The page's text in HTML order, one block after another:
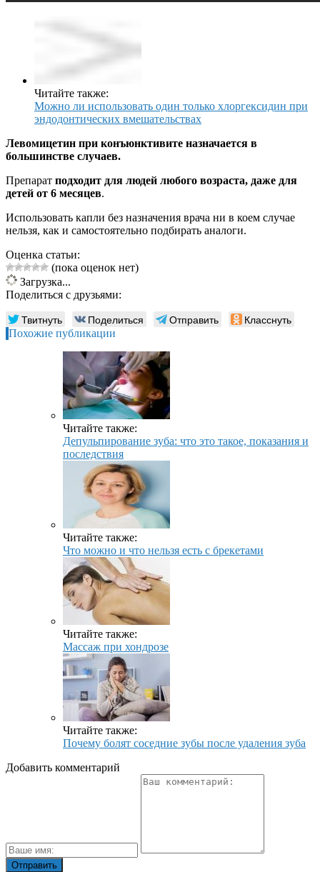
Читайте также:
Можно ли использовать один только хлоргексидин при
эндодонтических вмешательствах
Левомицетин при конъюнктивите назначается в
большинстве случаев.
Препарат подходит для людей любого возраста, даже для
детей от 6 месяцев.
Использовать капли без назначения врача ни в коем случае
нельзя, как и самостоятельно подбирать аналоги.
Оценка статьи:
(пока оценок нет)
Загрузка...
Поделиться с друзьями:
Твитнуть Поделиться Отправить Класснуть
Похожие публикации
Читайте также:
Депульпирование зуба: что это такое, показания и
последствия
Читайте также:
Что можно и что нельзя есть с брекетами
Читайте также:
Массаж при хондрозе
Читайте также:
Почему болят соседние зубы после удаления зуба
Добавить комментарий